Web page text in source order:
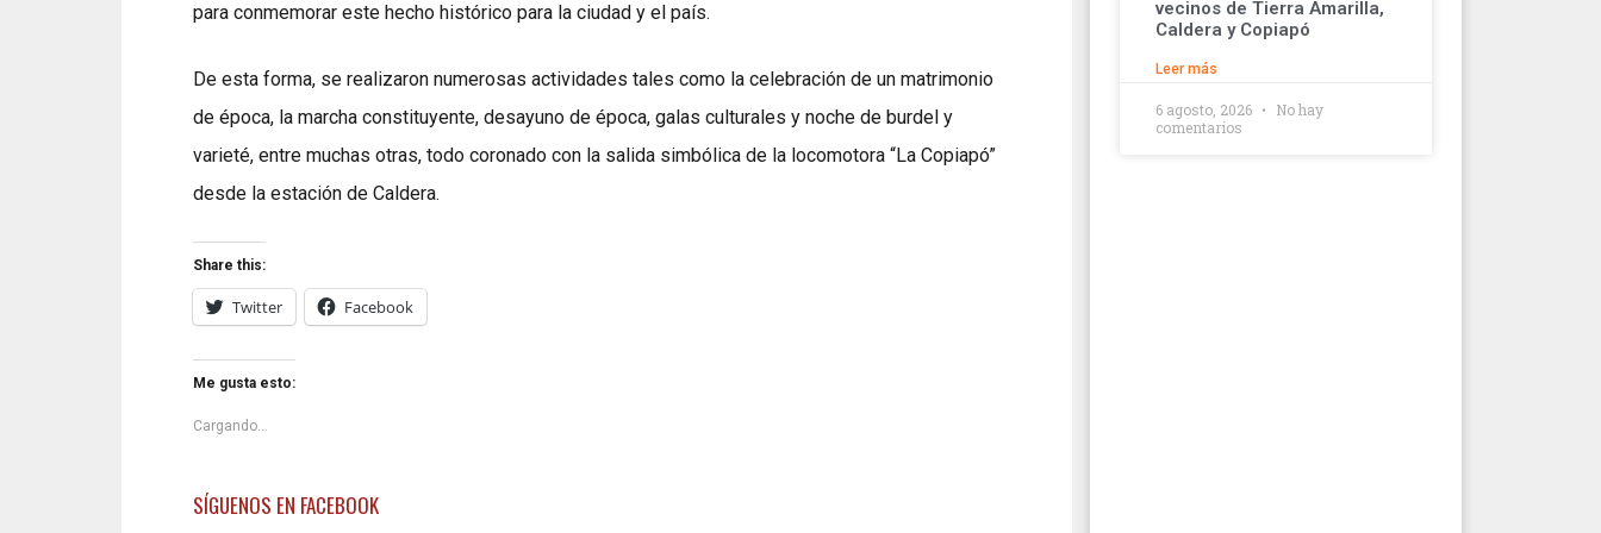
para conmemorar este hecho histórico para la ciudad y el país.
De esta forma, se realizaron numerosas actividades tales como la celebración de un matrimonio
de época, la marcha constituyente, desayuno de época, galas culturales y noche de burdel y
varieté, entre muchas otras, todo coronado con la salida simbólica de la locomotora “La Copiapó”
desde la estación de Caldera.
Share this:
Twitter Facebook
Me gusta esto:
Cargando...
SÍGUENOS EN FACEBOOK
vecinos de Tierra Amarilla,
Caldera y Copiapó
Leer más
6 agosto, 2026
No hay
comentarios